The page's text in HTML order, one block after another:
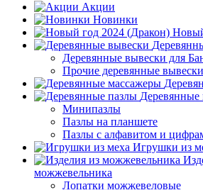
Акции
Новинки
Деревянные вывески для
Прочие деревянные вывески
Деревянные
Минипазлы
Пазлы на планшете
Пазлы с алфавитом и
Игрушки из
можжевельника
Лопатки можжевеловые